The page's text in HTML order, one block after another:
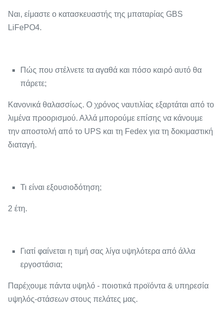
Ναι, είμαστε ο κατασκευαστής της μπαταρίας GBS
LiFePO4.
Πώς που στέλνετε τα αγαθά και πόσο καιρό αυτό θα
πάρετε;
Κανονικά θαλασσίως. Ο χρόνος ναυτιλίας εξαρτάται από το
λιμένα προορισμού. Αλλά μπορούμε επίσης να κάνουμε
την αποστολή από το UPS και τη Fedex για τη δοκιμαστική
διαταγή.
Τι είναι εξουσιοδότηση;
2 έτη.
Γιατί φαίνεται η τιμή σας λίγα υψηλότερα από άλλα
εργοστάσια;
Παρέχουμε πάντα υψηλό - ποιοτικά προϊόντα & υπηρεσία
υψηλός-στάσεων στους πελάτες μας.